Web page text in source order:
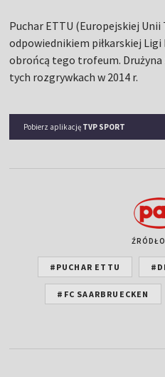
Puchar ETTU (Europejskiej Unii
odpowiednikiem piłkarskiej
obrońcą tego trofeum. Drużyna
tych rozgrywkach w 2014 r.
Pobierz aplikację TVP SPORT
#PUCHAR ETTU
#FC SAARBRUECKEN